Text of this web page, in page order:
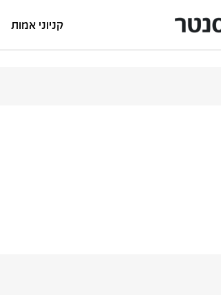
קניוני אמות